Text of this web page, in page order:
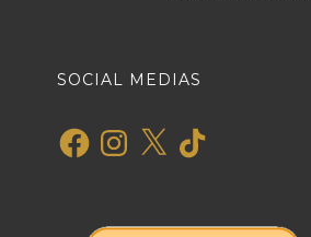
SOCIAL MEDIAS
FacebookInstagram
X TikTok